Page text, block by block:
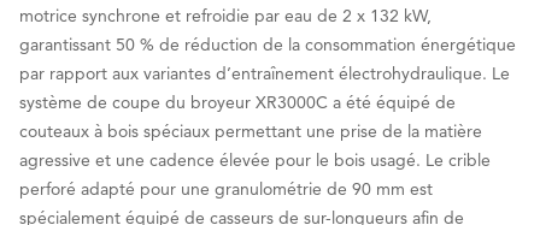
motrice synchrone et refroidie par eau de 2 x 132 kW,
garantissant 50 % de réduction de la consommation énergétique
par rapport aux variantes d’entraînement électrohydraulique. Le
système de coupe du broyeur XR3000C a été équipé de
couteaux à bois spéciaux permettant une prise de la matière
agressive et une cadence élevée pour le bois usagé. Le crible
perforé adapté pour une granulométrie de 90 mm est
spécialement équipé de casseurs de sur-longueurs afin de